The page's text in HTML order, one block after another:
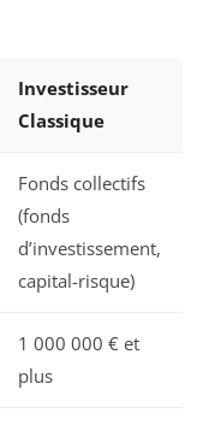
Investisseur
Classique
Fonds collectifs
(fonds
d’investissement,
capital-risque)
1 000 000 € et
plus